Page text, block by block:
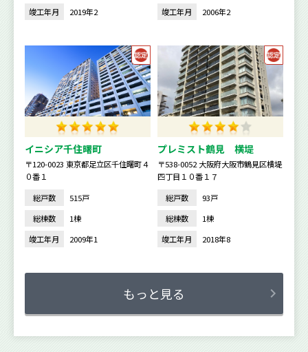
竣工年月
2019年2
竣工年月
2006年2
イニシア千住曙町
〒120-0023 東京都足立区千住曙町４
０番１
総戸数
515戸
総棟数
1棟
竣工年月
2009年1
プレミスト鶴見 横堤
〒538-0052 大阪府大阪市鶴見区横堤
四丁目１０番１７
総戸数
93戸
総棟数
1棟
竣工年月
2018年8
もっと見る